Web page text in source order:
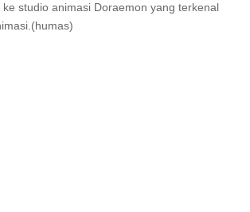
studio animasi Doraemon yang terkenal